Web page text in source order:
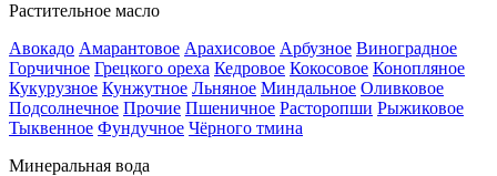
Растительное масло
Авокадо Амарантовое Арахисовое Арбузное Виноградное
Горчичное Грецкого ореха Кедровое Кокосовое Конопляное
Кукурузное Кунжутное Льняное Миндальное Оливковое
Подсолнечное Прочие Пшеничное Расторопши Рыжиковое
Тыквенное Фундучное Чёрного тмина
Минеральная вода